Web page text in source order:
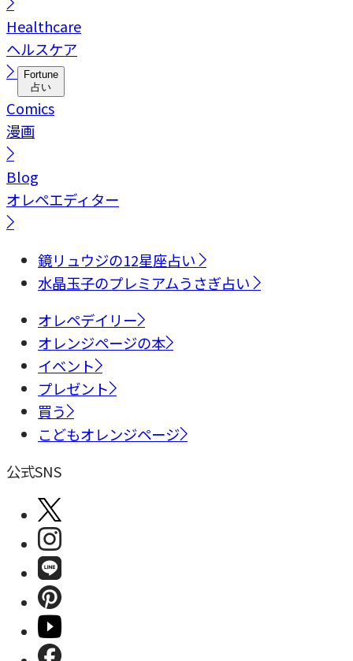
Healthcare
ヘルスケア
Fortune
占い
Comics
漫画
Blog
オレペエディター
鏡リュウジの12星座占い
水晶玉子のプレミアムうさぎ占い
オレペデイリー
オレンジページの本
イベント
プレゼント
買う
こどもオレンジページ
公式SNS